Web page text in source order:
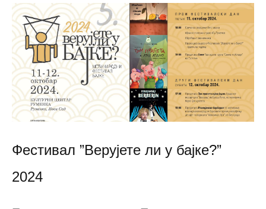
Фестивал ”Верујете ли у бајке?”
2024